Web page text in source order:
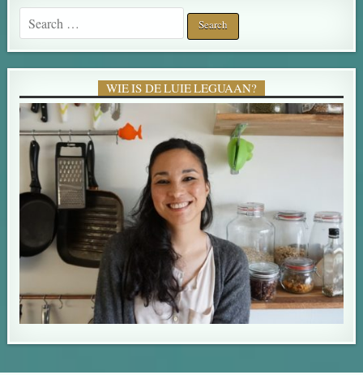
Search for:
WIE IS DE LUIE LEGUAAN?